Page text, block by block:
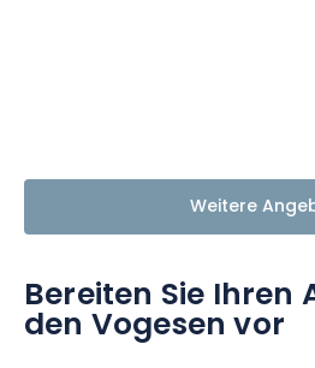
Weitere
Bereiten Sie Ihren
den Vogesen vor